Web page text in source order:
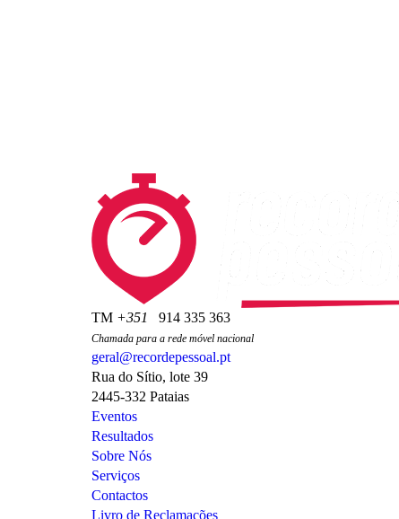
TM +351 914 335 363
Chamada para a rede móvel nacional
geral@recordepessoal.pt
Rua do Sítio, lote 39
2445-332 Pataias
Eventos
Resultados
Sobre Nós
Serviços
Contactos
Livro de Reclamações